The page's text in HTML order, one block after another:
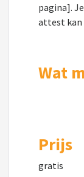
pagina].
attest kan
Wat
Prijs
gratis